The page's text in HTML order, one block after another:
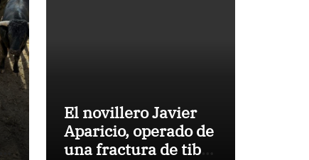
El novillero Javier
Aparicio, operado de
una fractura de tibia